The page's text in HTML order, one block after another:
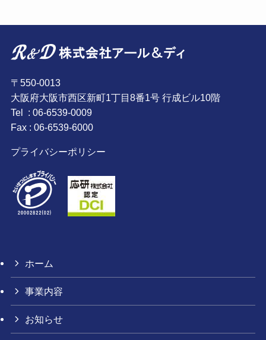
〒550-0013
大阪府大阪市西区新町1丁目8番1号 行成ビル10階
Tel : 06-6539-0009
Fax : 06-6539-6000
プライバシーポリシー
ホーム
事業内容
お知らせ